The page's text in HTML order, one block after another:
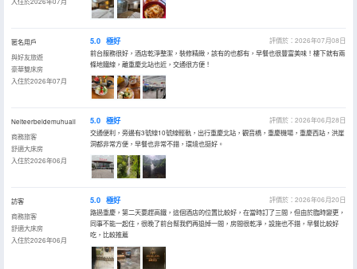
匿名用戶
與好友旅遊
豪華雙床房
入住於2026年07月
5.0 極好
評價於：2026年07月08日
前台服務很好，酒店乾淨整潔，裝修精緻，該有的也都有，早餐也很豐富美味！樓下就有兩
條地鐵線，離重慶北站也近，交通很方便！
Neiteerbeidemuhuali
商務旅客
舒適大床房
入住於2026年06月
5.0 極好
評價於：2026年06月28日
交通便利，旁邊有3號線10號線輕軌，出行重慶北站，觀音橋，重慶機場，重慶西站，洪崖
洞都非常方便，早餐也非常不錯，環境也挺好。
訪客
商務旅客
舒適大床房
入住於2026年06月
5.0 極好
評價於：2026年06月20日
路過重慶，第二天要趕高鐵，這個酒店的位置比較好，在當時訂了三間，但由於臨時變更，
同事不能一起住，很晚了前台幫我們再退掉一間，房間很乾凈，設施也不錯，早餐比較好
吃，比較推薦